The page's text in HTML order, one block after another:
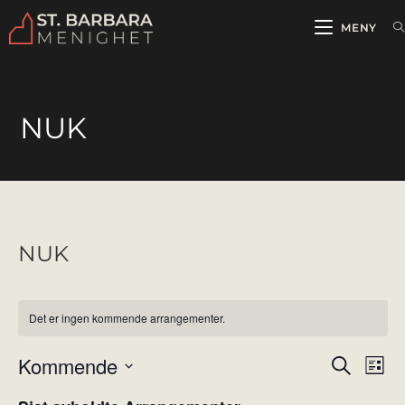
MENY
NUK
NUK
Det er ingen kommende arrangementer.
A
S
A
L
Kommende